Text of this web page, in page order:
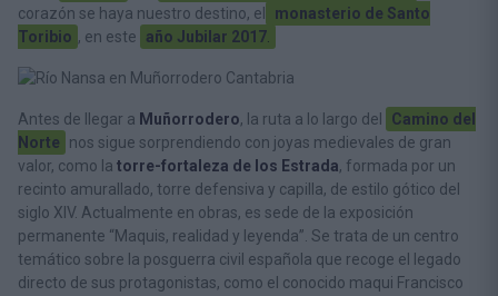
corazón se haya nuestro destino, el
monasterio de Santo
Toribio , en este año Jubilar 2017
Antes de llegar a Muñorrodero, la ruta a lo largo del
Camino del
Norte
nos sigue sorprendiendo con joyas medievales de gran
valor, como la torre-fortaleza de los Estrada, formada por un
recinto amurallado, torre defensiva y capilla, de estilo gótico del
siglo XIV. Actualmente en obras, es sede de la exposición
permanente “Maquis, realidad y leyenda”. Se trata de un centro
temático sobre la posguerra civil española que recoge el legado
directo de sus protagonistas, como el conocido maqui Francisco